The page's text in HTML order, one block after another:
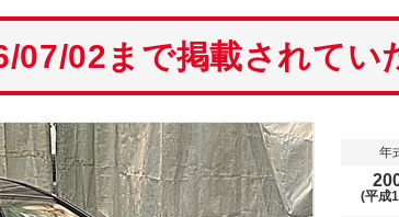
07/02まで掲載されてい
年
(平成